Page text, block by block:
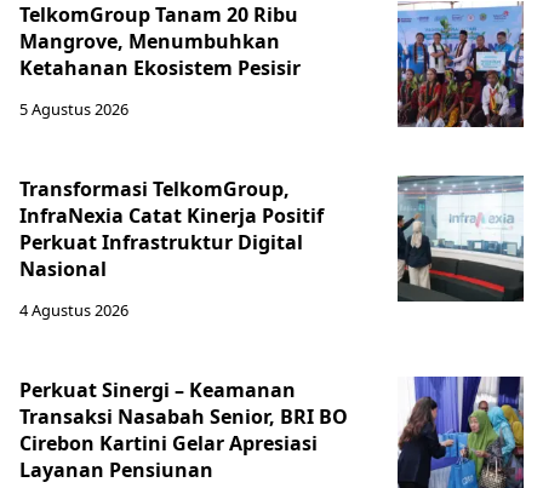
TelkomGroup Tanam 20 Ribu
Mangrove, Menumbuhkan
Ketahanan Ekosistem Pesisir
5 Agustus 2026
Transformasi TelkomGroup,
InfraNexia Catat Kinerja Positif
Perkuat Infrastruktur Digital
Nasional
4 Agustus 2026
Perkuat Sinergi – Keamanan
Transaksi Nasabah Senior, BRI BO
Cirebon Kartini Gelar Apresiasi
Layanan Pensiunan